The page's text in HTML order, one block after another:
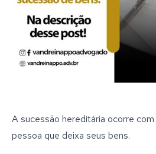
A sucessão hereditária ocorre
pessoa que deixa seus bens.